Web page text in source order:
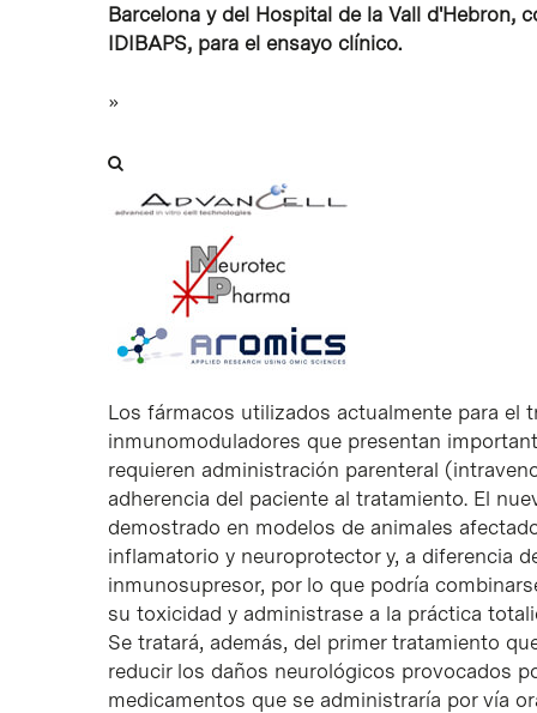
Barcelona y del Hospital de la Vall d'Hebron,
IDIBAPS, para el ensayo clínico.
»
Los fármacos utilizados actualmente para el
inmunomoduladores que presentan
requieren administración parenteral
adherencia del paciente al tratamiento. El
demostrado en modelos de animales
inflamatorio y neuroprotector y, a diferencia
inmunosupresor, por lo que podría
su toxicidad y administrase a la práctica
Se tratará, además, del primer tratamiento
reducir los daños neurológicos provocados
medicamentos que se administraría por vía